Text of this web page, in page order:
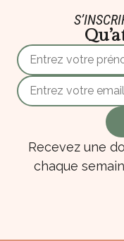
Recevez une
chaque